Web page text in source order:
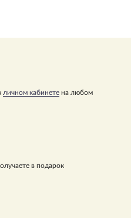
личном кабинете на любом
в подарок